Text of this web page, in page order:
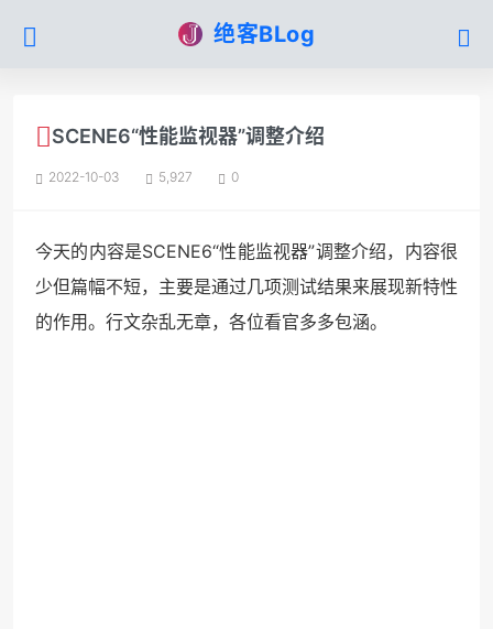
绝客BLog
SCENE6“性能监视器”调整介绍
2022-10-03 5,927 0
今天的内容是SCENE6“性能监视器”调整介绍，内容很
少但篇幅不短，主要是通过几项测试结果来展现新特性
的作用。行文杂乱无章，各位看官多多包涵。